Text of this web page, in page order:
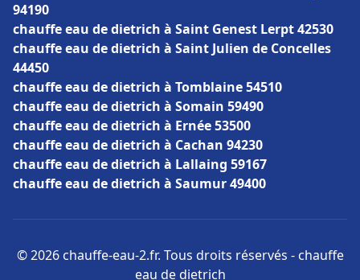
94190
chauffe eau de dietrich à Saint Genest Lerpt 42530
chauffe eau de dietrich à Saint Julien de Concelles
44450
chauffe eau de dietrich à Tomblaine 54510
chauffe eau de dietrich à Somain 59490
chauffe eau de dietrich à Ernée 53500
chauffe eau de dietrich à Cachan 94230
chauffe eau de dietrich à Lallaing 59167
chauffe eau de dietrich à Saumur 49400
© 2026 chauffe-eau-2.fr. Tous droits réservés - chauffe
eau de dietrich